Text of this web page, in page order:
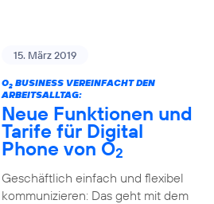
15. März 2019
O2BUSINESS VEREINFACHT DEN
ARBEITSALLTAG:
Neue Funktionen und
Tarife für Digital
Phone von O2
Geschäftlich einfach und flexibel
kommunizieren: Das geht mit dem